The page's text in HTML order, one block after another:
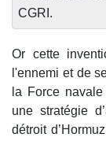
CGRI.
Or cette
l'ennemi et de
la Force
une stratégie
détroit